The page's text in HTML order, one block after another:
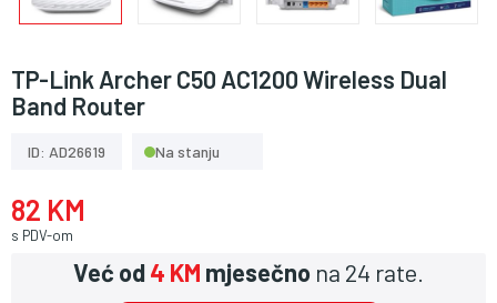
TP-Link Archer C50 AC1200 Wireless Dual
Band Router
ID: AD26619 Na stanju
82 KM
s PDV-om
Već od4 KM mjesečno na 24 rate.